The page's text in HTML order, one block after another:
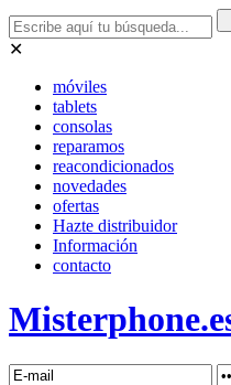
✕
móviles
tablets
consolas
reparamos
reacondicionados
novedades
ofertas
Hazte distribuidor
Información
contacto